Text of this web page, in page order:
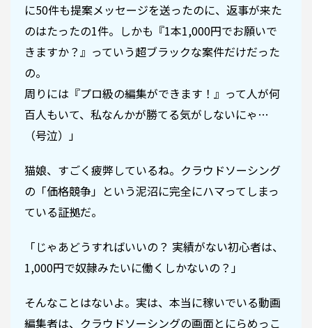
に50件も提案メッセージを送ったのに、返事が来た
のはたったの1件。しかも『1本1,000円でお願いで
きますか？』っていう超ブラックな案件だけだった
の。
周りには『プロ級の編集ができます！』って人が何
百人もいて、私なんかが勝てる気がしないにゃ…
（号泣）」
猫娘、すごく疲弊しているね。クラウドソーシング
の「価格競争」という泥沼に完全にハマってしまっ
ている証拠だ。
「じゃあどうすればいいの？ 実績がない初心者は、
1,000円で奴隷みたいに働くしかないの？」
そんなことはないよ。実は、本当に稼いでいる動画
編集者は、クラウドソーシングの画面とにらめっこ